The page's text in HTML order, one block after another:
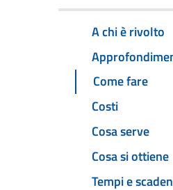
A chi è rivolto
Come fare
Costi
Cosa serve
Cosa si ottiene
Tempi e